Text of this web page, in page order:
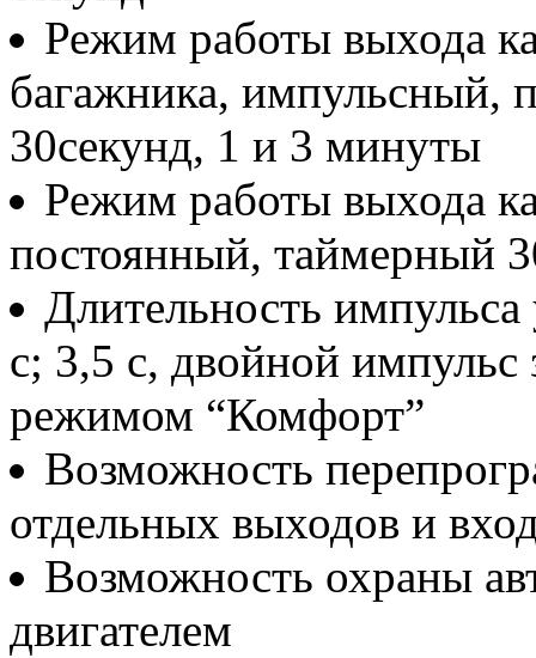
Режим работы выхода
багажника, импульсный,
30секунд, 1 и 3 минуты
Режим работы выхода
постоянный, таймерный
Длительность
с; 3,5 с, двойной импульс
режимом “Комфорт”
Возможность
отдельных выходов и
Возможность охраны
двигателем